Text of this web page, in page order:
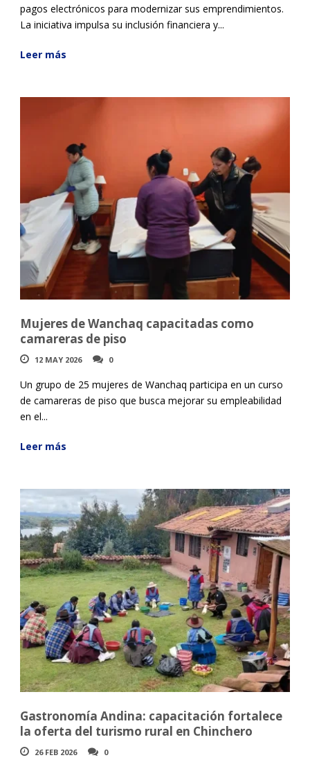
pagos electrónicos para modernizar sus emprendimientos.
La iniciativa impulsa su inclusión financiera y...
Leer más
Mujeres de Wanchaq capacitadas como
camareras de piso
12 MAY 2026 0
Un grupo de 25 mujeres de Wanchaq participa en un curso
de camareras de piso que busca mejorar su empleabilidad
en el...
Leer más
Gastronomía Andina: capacitación fortalece
la oferta del turismo rural en Chinchero
26 FEB 2026 0